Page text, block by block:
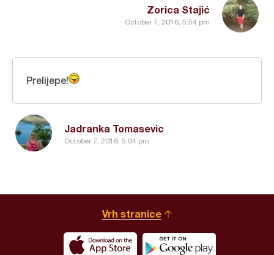
Zorica Stajić
October 7, 2016, 5:54 pm
Jadranka Tomasevic
October 7, 2016, 5:04 pm
Prelijepe!
Vrh stranice